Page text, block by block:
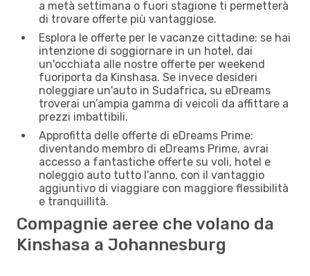
a metà settimana o fuori stagione ti permetterà
di trovare offerte più vantaggiose.
Esplora le offerte per le vacanze cittadine: se hai
intenzione di soggiornare in un hotel, dai
un'occhiata alle nostre offerte per weekend
fuoriporta da Kinshasa. Se invece desideri
noleggiare un'auto in Sudafrica, su eDreams
troverai un’ampia gamma di veicoli da affittare a
prezzi imbattibili.
Approfitta delle offerte di eDreams Prime:
diventando membro di eDreams Prime, avrai
accesso a fantastiche offerte su voli, hotel e
noleggio auto tutto l'anno, con il vantaggio
aggiuntivo di viaggiare con maggiore flessibilità
e tranquillità.
Compagnie aeree che volano da
Kinshasa a Johannesburg